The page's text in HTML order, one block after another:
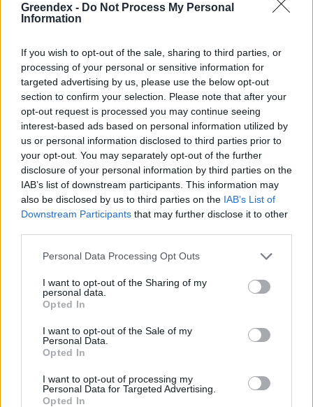
Greendex - Do Not Process My Personal
Information
If you wish to opt-out of the sale, sharing to third parties, or
processing of your personal or sensitive information for
targeted advertising by us, please use the below opt-out
section to confirm your selection. Please note that after your
opt-out request is processed you may continue seeing
interest-based ads based on personal information utilized by
us or personal information disclosed to third parties prior to
your opt-out. You may separately opt-out of the further
disclosure of your personal information by third parties on the
IAB’s list of downstream participants. This information may
also be disclosed by us to third parties on the IAB’s List of
Downstream Participants that may further disclose it to other
Personal Data Processing Opt Outs
I want to opt-out of the Sharing of my
personal data.
Opted In
I want to opt-out of the Sale of my
Personal Data.
Opted In
I want to opt-out of processing my
Personal Data for Targeted Advertising.
Opted In
területet veszít a természet
Magyarországon
Novák Zsombor
A Zugligeti Libegő – Magashegyi
hangulat Bel-Budától pár percre
Novák Zsombor
Meddig lesz élhető nyaranta
Budapest?
Greendex Szemle
Egy vécé, amely nem használ vizet
Hajas Gyula Bence